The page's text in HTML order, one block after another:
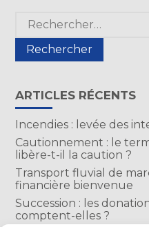
Blog
sidebar
Rechercher :
ARTICLES RÉCENTS
Incendies : levée des
Cautionnement : le
libère-t-il la caution ?
Transport fluvial de
financière bienvenue
Succession : les
comptent-elles ?